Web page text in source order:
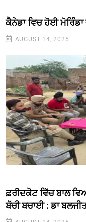
ਕੈਨੇਡਾ ਵਿਚ ਹੋਈ
AUGUST 14, 2025
ਫ਼ਰੀਦਕੋਟ ਵਿੱਚ ਬਾਲ
ਬੱਚੀ ਬਚਾਈ : ਡਾ